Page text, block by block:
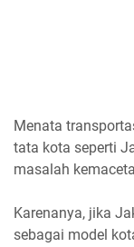
Menata
tata kota seperti
masalah
Karenanya, jika
sebagai model